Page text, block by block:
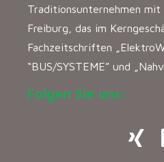
Traditionsunternehmen
Freiburg, das im
Fachzeitschriften
“BUS/SYSTEME” und
Folgen Sie uns: